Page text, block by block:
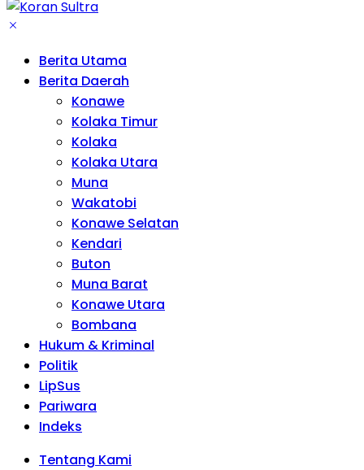
Berita Utama
Berita Daerah
Konawe
Kolaka Timur
Kolaka
Kolaka Utara
Muna
Wakatobi
Konawe Selatan
Kendari
Buton
Muna Barat
Konawe Utara
Bombana
Hukum & Kriminal
Politik
LipSus
Pariwara
Indeks
Tentang Kami